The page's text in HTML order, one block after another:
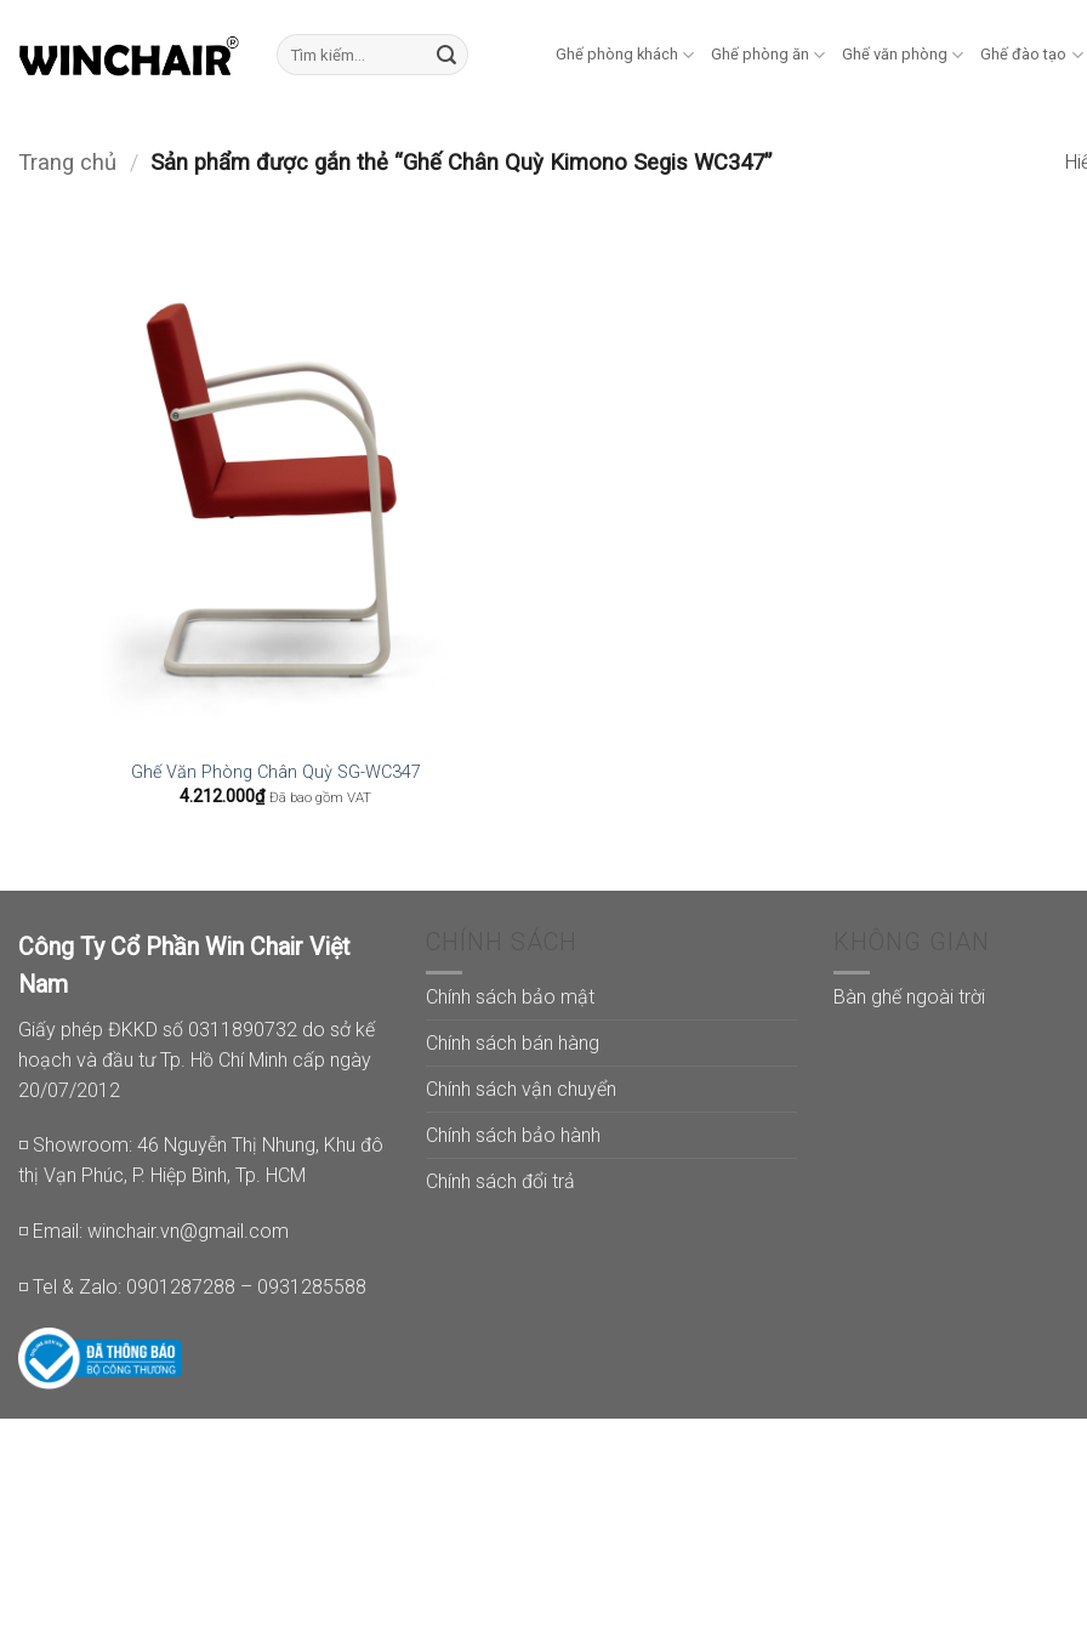
qua
Tìm
kiếm:
Ghế phòng khách Ghế phòng ăn Ghế văn phòng Ghế đào tạo
Trang chủ / Sản phẩm được gắn thẻ “Ghế Chân Quỳ Kimono Segis WC347”
Ghế Văn Phòng Chân Quỳ SG-WC347
4.212.000₫ Đã bao gồm VAT
Công Ty Cổ Phần Win Chair Việt
Nam
Giấy phép ĐKKD số 0311890732 do sở kế
hoạch và đầu tư Tp. Hồ Chí Minh cấp ngày
20/07/2012
◽ Showroom: 46 Nguyễn Thị Nhung, Khu đô
thị Vạn Phúc, P. Hiệp Bình, Tp. HCM
◽ Email: winchair.vn@gmail.com
◽ Tel & Zalo: 0901287288 – 0931285588
Chính sách bảo mật
Chính sách bán hàng
Chính sách vận chuyển
Chính sách bảo hành
Chính sách đổi trả
Bàn ghế ngoài trời